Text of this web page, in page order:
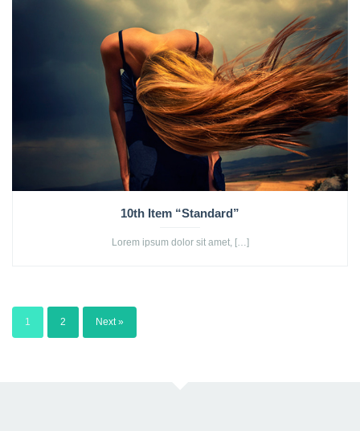
10th Item “Standard”
Lorem ipsum dolor sit amet, […]
1 2 Next »